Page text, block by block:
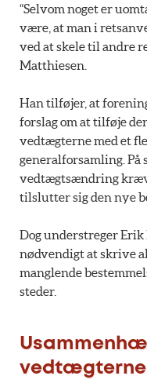
“Selvom noget er
være, at man i
ved at skele til andre
Matthiesen.
Han tilføjer, at
forslag om at tilføje
vedtægterne med et
generalforsamling. På
vedtægtsændring
tilslutter sig den nye
Dog understreger
nødvendigt at skrive
manglende
steder.
vedtægterne